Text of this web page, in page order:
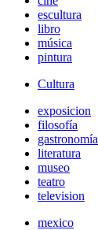
escultura
libro
música
pintura
Cultura
exposicion
filosofía
gastronomía
literatura
museo
teatro
television
mexico